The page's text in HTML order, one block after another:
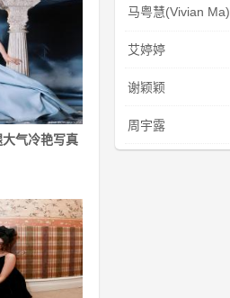
气冷艳写真
马粤慧(Vivian Ma)
艾婷婷
谢颖颖
周宇露